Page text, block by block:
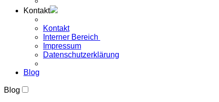
Kontakt
Kontakt
Interner Bereich
Impressum
Datenschutzerklärung
Blog
Blog